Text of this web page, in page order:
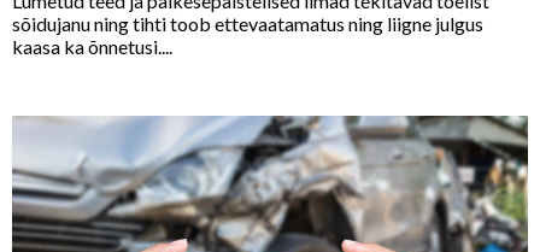
sõidujanu ning tihti toob ettevaatamatus ning liigne julgus
kaasa ka õnnetusi....